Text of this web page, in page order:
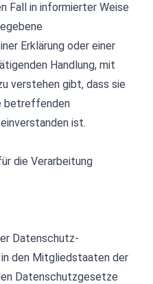
Fall in informierter Weise
Erklärung oder einer
Handlung, mit
verstehen gibt, dass sie
betreffenden
ist.
die Ver­arbeitung
Datenschutz-
den Mitgliedstaaten der
Datenschutzgesetze